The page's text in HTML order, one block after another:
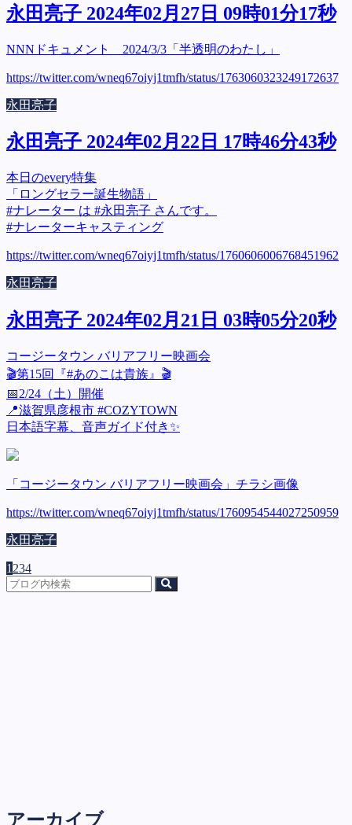
永田亮子 2024年02月27日 09時01分17秒
NNNドキュメント 2024/3/3「半透明のわたし」
https://twitter.com/wneq67oiyj1tmfh/status/1763060323249172637
永田亮子
永田亮子 2024年02月22日 17時46分43秒
本日のevery特集
「ロングセラー誕生物語」
#ナレーター は #永田亮子 さんです。
#ナレーターキャスティング
https://twitter.com/wneq67oiyj1tmfh/status/1760606006768451962
永田亮子
永田亮子 2024年02月21日 03時05分20秒
コージータウン バリアフリー映画会
🎬第15回『#あのこは貴族』🎬
📅2/24（土）開催
📍滋賀県彦根市 #COZYTOWN
日本語字幕、音声ガイド付き✨
「コージータウン バリアフリー映画会」チラシ画像
https://twitter.com/wneq67oiyj1tmfh/status/1760954544027250959
永田亮子
1 234
アーカイブ